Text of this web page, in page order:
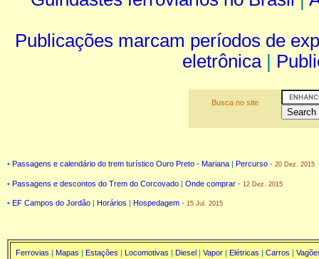
Publicações marcam períodos de
eletrônica|
Busca no site
• Passagens e calendário do trem turístico Ouro Preto - Mariana | Percurso - 20 Dez. 2015
• Passagens e descontos do Trem do Corcovado | Onde comprar - 12 Dez. 2015
• EF Campos do Jordão Horários Hospedagem - 15 Jul. 2015
Ferrovias | Mapas | Estações | Locomotivas | Diesel | Vapor | Elétricas | Carros |